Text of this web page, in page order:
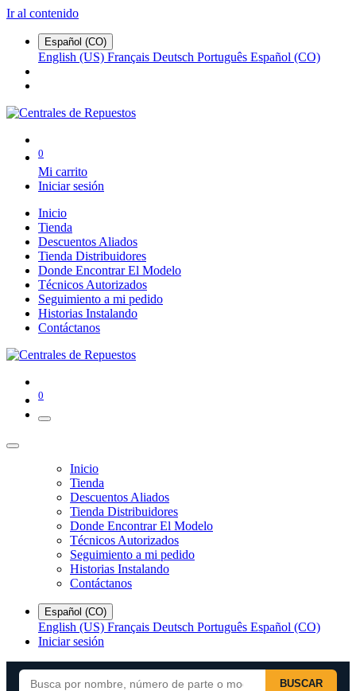
Ir al contenido
Español (CO)
English (US) Français Deutsch Português Español (CO)
0
Mi carrito
Iniciar sesión
Inicio
Tienda
Descuentos Aliados
Tienda Distribuidores
Donde Encontrar El Modelo
Técnicos Autorizados
Seguimiento a mi pedido
Historias Instalando
Contáctanos
0
Inicio
Tienda
Descuentos Aliados
Tienda Distribuidores
Donde Encontrar El Modelo
Técnicos Autorizados
Seguimiento a mi pedido
Historias Instalando
Contáctanos
Español (CO)
English (US) Français Deutsch Português Español (CO)
Iniciar sesión
BUSCAR